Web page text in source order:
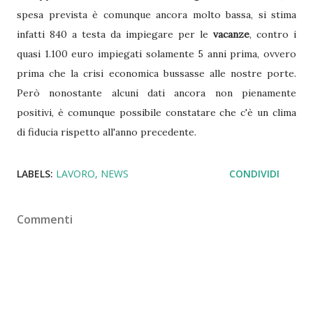
spesa prevista è comunque ancora molto bassa, si stima
infatti 840 a testa da impiegare per le vacanze, contro i
quasi 1.100 euro impiegati solamente 5 anni prima, ovvero
prima che la crisi economica bussasse alle nostre porte.
Però nonostante alcuni dati ancora non pienamente
positivi, è comunque possibile constatare che c'è un clima
di fiducia rispetto all'anno precedente.
LABELS: LAVORO NEWS CONDIVIDI
Commenti